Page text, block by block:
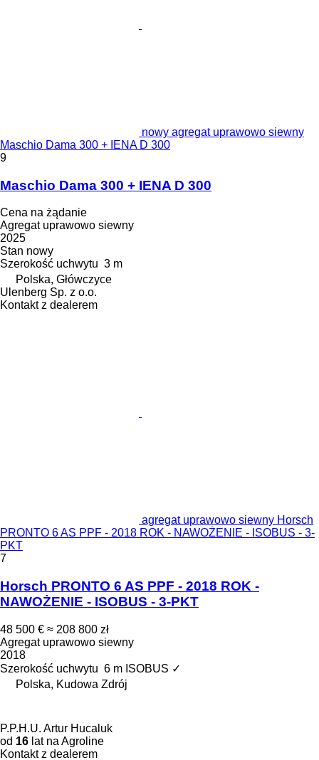
nowy agregat uprawowo siewny
Maschio Dama 300 + IENA D 300
9
Maschio Dama 300 + IENA D 300
Cena na żądanie
Agregat uprawowo siewny
2025
Stan nowy
Szerokość uchwytu 3 m
Polska, Główczyce
Ulenberg Sp. z o.o.
Kontakt z dealerem
agregat uprawowo siewny Horsch
PRONTO 6 AS PPF - 2018 ROK - NAWOŻENIE - ISOBUS - 3-
PKT
7
Horsch PRONTO 6 AS PPF - 2018 ROK -
NAWOŻENIE - ISOBUS - 3-PKT
48 500 € ≈ 208 800 zł
Agregat uprawowo siewny
2018
Szerokość uchwytu 6 m ISOBUS ✓
Polska, Kudowa Zdrój
P.P.H.U. Artur Hucaluk
od 16 lat na Agroline
Kontakt z dealerem